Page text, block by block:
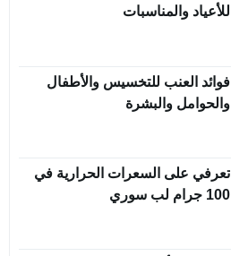
للأعياد والمناسبات
فوائد العنب للتخسيس والأطفال
والحوامل والبشرة
تعرفي على السعرات الحرارية في
100 جرام لب سوري